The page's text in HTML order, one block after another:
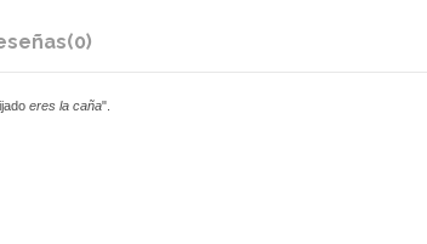
(0)
eres la caña".